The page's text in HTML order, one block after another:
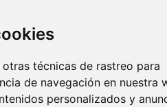
técnicas de rastreo para
de navegación en nuestra
personalizados y